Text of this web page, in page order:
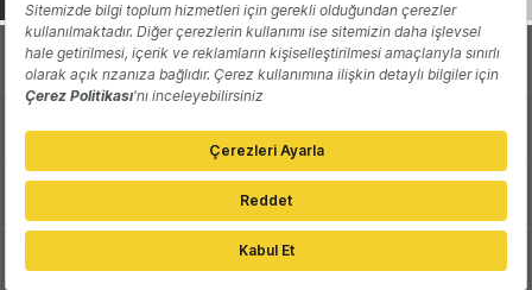
Hakkında Yazarlar
Katkıda Bulun Reklam